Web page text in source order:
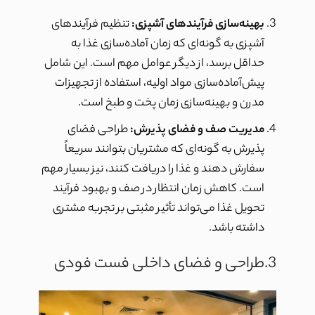
بهینه‌سازی فرآیندهای آشپزی:تنظیم فرآیندهای
آشپزی به گونه‌ای که زمان آماده‌سازی غذا به
حداقل برسد، از دیگر عوامل مهم است. این شامل
پیش‌آماده‌سازی مواد اولیه، استفاده از تجهیزات
مدرن و بهینه‌سازی زمان پخت و طبخ است.
مدیریت صف و فضای پذیرش:طراحی فضای
پذیرش به گونه‌ای که مشتریان بتوانند سریعاً
سفارش دهند و غذا را دریافت کنند، نیز بسیار مهم
است. کاهش زمان انتظار در صف و بهبود فرآیند
تحویل غذا می‌تواند تأثیر مثبتی بر تجربه مشتری
داشته باشد.
3.طراحی و فضای داخلی فست فودی